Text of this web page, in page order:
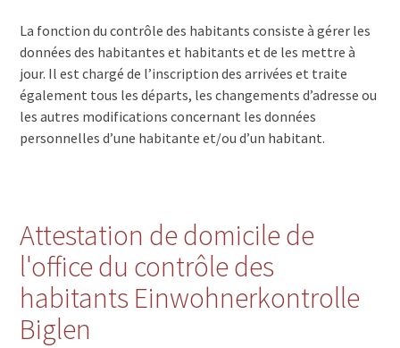
La fonction du contrôle des habitants consiste à gérer les
données des habitantes et habitants et de les mettre à
jour. Il est chargé de l’inscription des arrivées et traite
également tous les départs, les changements d’adresse ou
les autres modifications concernant les données
personnelles d’une habitante et/ou d’un habitant.
Attestation de domicile de
l'office du contrôle des
habitants Einwohnerkontrolle
Biglen